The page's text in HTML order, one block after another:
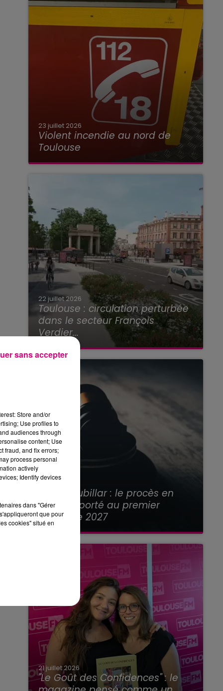
23 juillet 2026
Violent incendie au nord de
Toulouse
22 juillet 2026
Toulouse : circulation perturbée
dans le secteur François
Verdier...
Affaire Jubillar : le procès en
appel reporté au premier
semestre 2027
21 juillet 2026
"Le Goût des Confidences" : le
Store and/or
Use profiles to
audiences through
content; Use
fraud, and fix errors;
process personal
actively
Identify devices
dans "Gérer
que pour
cookies" situé en
sans accepter